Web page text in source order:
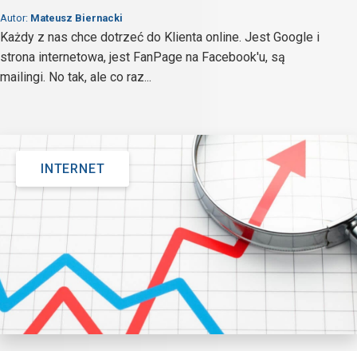
Autor: Mateusz Biernacki
Każdy z nas chce dotrzeć do Klienta online. Jest Google i
strona internetowa, jest FanPage na Facebook'u, są
mailingi. No tak, ale co raz...
INTERNET